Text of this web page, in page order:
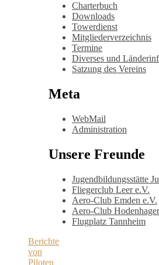
Charterbuch
Downloads
Towerdienst
Mitgliederverzeichnis
Termine
Diverses und
Satzung des Vereins
Meta
WebMail
Administration
Unsere Freunde
Jugendbildungsstätte
Fliegerclub Leer e.V.
Aero-Club Emden e.V.
Aero-Club
Flugplatz Tannheim
Berichte
von
Piloten